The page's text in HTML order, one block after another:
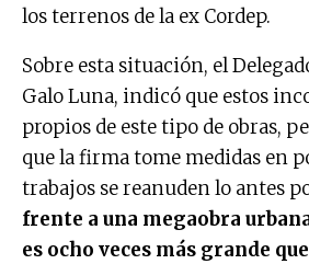
los terrenos de la ex Cordep.
Sobre esta situación, el
Galo Luna, indicó que estos
propios de este tipo de obras,
que la firma tome medidas en
trabajos se reanuden lo antes
frente a una megaobra
es ocho veces más grande